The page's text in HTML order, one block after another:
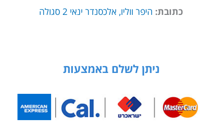
כתובת: היפר ווליו, אלכסנדר ינאי 2 סגולה
ניתן לשלם באמצעות